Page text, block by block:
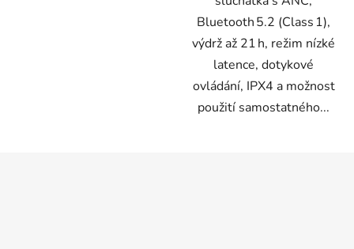
Bluetooth 5.2 (Class 1),
výdrž až 21 h, režim nízké
latence, dotykové
ovládání, IPX4 a možnost
použití samostatného...